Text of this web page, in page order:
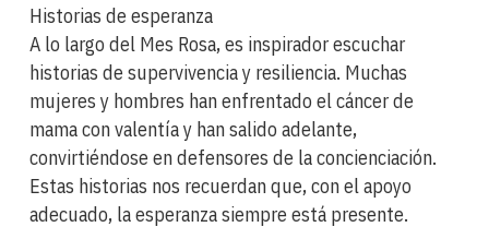
Historias de esperanza
A lo largo del Mes Rosa, es inspirador escuchar
historias de supervivencia y resiliencia. Muchas
mujeres y hombres han enfrentado el cáncer de
mama con valentía y han salido adelante,
convirtiéndose en defensores de la concienciación.
Estas historias nos recuerdan que, con el apoyo
adecuado, la esperanza siempre está presente.